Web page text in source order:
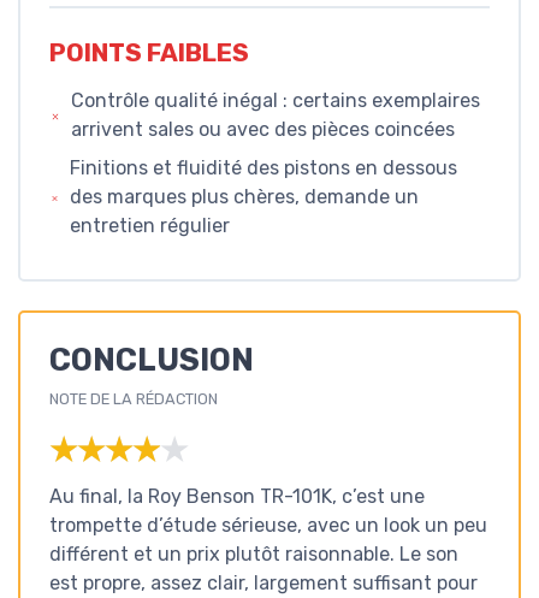
POINTS FAIBLES
Contrôle qualité inégal : certains exemplaires
arrivent sales ou avec des pièces coincées
Finitions et fluidité des pistons en dessous
des marques plus chères, demande un
entretien régulier
CONCLUSION
NOTE DE LA RÉDACTION
★★★★★
★★★★★
Au final, la Roy Benson TR-101K, c’est une
trompette d’étude sérieuse, avec un look un peu
différent et un prix plutôt raisonnable. Le son
est propre, assez clair, largement suffisant pour